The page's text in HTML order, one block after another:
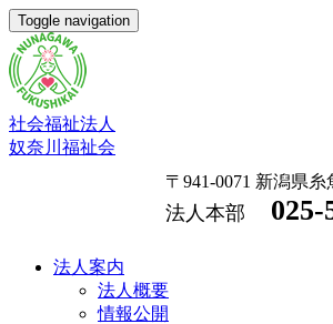
Toggle navigation
社会福祉法人
奴奈川福祉会
〒941-0071 新潟県
法人本部 025-
法人案内
法人概要
情報公開